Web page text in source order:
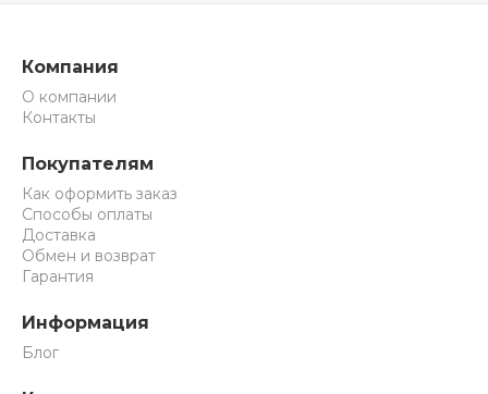
Компания
О компании
Контакты
Покупателям
Как оформить заказ
Способы оплаты
Доставка
Обмен и возврат
Гарантия
Информация
Блог